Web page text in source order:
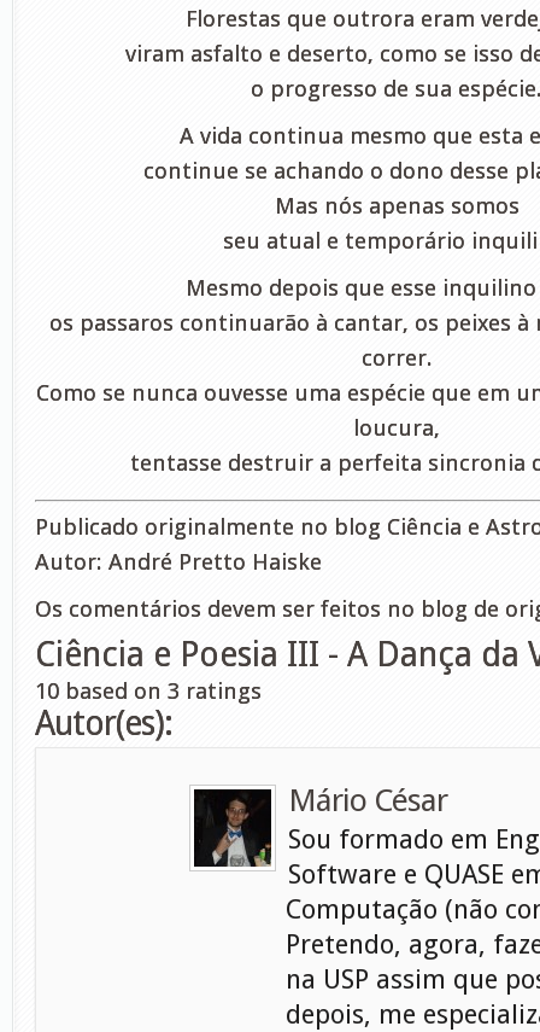
Florestas que outrora eram
viram asfalto e deserto, como se isso
o progresso de sua
A vida continua mesmo que esta
continue se achando o dono desse
Mas nós apenas somos
seu atual e temporário
Mesmo depois que esse
os passaros continuarão à cantar, os peixes à
correr.
Como se nunca ouvesse uma espécie que em
loucura,
tentasse destruir a perfeita sincronia
Publicado originalmente no blog Ciência e
Autor: André Pretto Haiske
Os comentários devem ser feitos no blog de
Ciência e Poesia III - A Dança da
10 based on 3 ratings
Autor(es):
Mário César
Sou formado em
Software e QUASE
Computação (não
Pretendo, agora,
na USP assim que
depois, me